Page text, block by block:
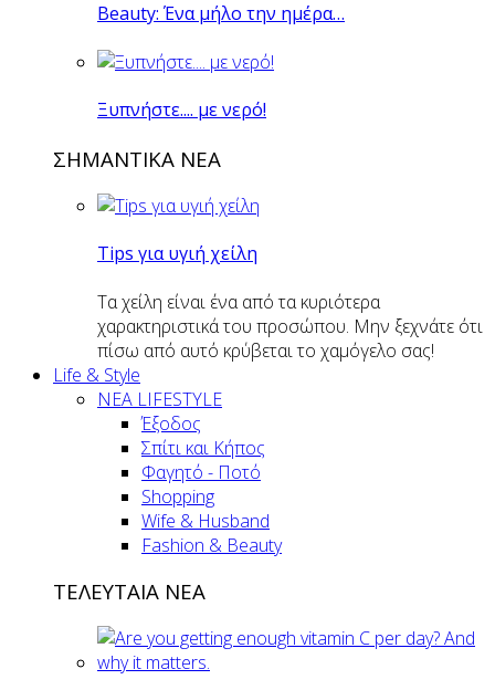
Beauty: Ένα μήλο την ημέρα…
Ξυπνήστε.... με νερό!
ΣΗΜΑΝΤΙΚΑ ΝΕΑ
Tips για υγιή χείλη
Τα χείλη είναι ένα από τα κυριότερα
χαρακτηριστικά του προσώπου. Μην ξεχνάτε ότι
πίσω από αυτό κρύβεται το χαμόγελο σας!
Life & Style
ΝΕΑ LIFESTYLE
Έξοδος
Σπίτι και Κήπος
Φαγητό - Ποτό
Shopping
Wife & Husband
Fashion & Beauty
ΤΕΛΕΥΤΑΙΑ ΝΕΑ